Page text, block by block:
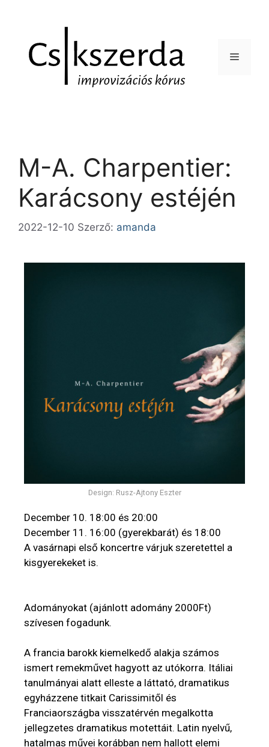
M-A. Charpentier:
Karácsony estéjén
2022-12-10 Szerző: amanda
Design: Rusz-Ajtony Eszter
December 10. 18:00 és 20:00
December 11. 16:00 (gyerekbarát) és 18:00
A vasárnapi első koncertre várjuk szeretettel a
kisgyerekeket is.
Adományokat (ajánlott adomány 2000Ft)
szívesen fogadunk.
A francia barokk kiemelkedő alakja számos
ismert remekművet hagyott az utókorra. Itáliai
tanulmányai alatt elleste a láttató, dramatikus
egyházzene titkait Carissimitől és
Franciaországba visszatérvén megalkotta
jellegzetes dramatikus motettáit. Latin nyelvű,
hatalmas művei korábban nem hallott elemi